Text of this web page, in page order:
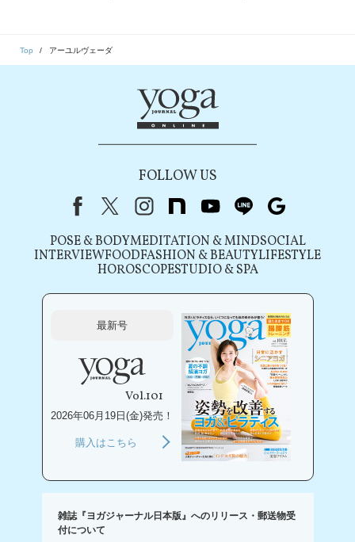
Top アーユルヴェーダ
FOLLOW US
FacebookX（旧Twitter）
instagram
note youtubeline
POSE & BODYMEDITATION & MINDSOCIAL
INTERVIEWFOODFASHION & BEAUTYLIFESTYLE
HOROSCOPESTUDIO & SPA
最新号
Vol.101
2026年06月19日(金)発売！
購入はこちら
雑誌『ヨガジャーナル日本版』へのリリース・郵送物受
付について